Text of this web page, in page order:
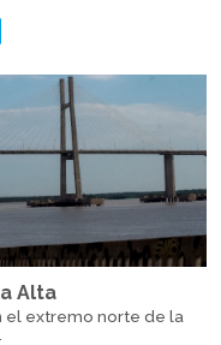
Alta
el extremo norte de la